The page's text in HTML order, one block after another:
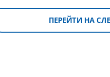
ПЕРЕЙТИ НА